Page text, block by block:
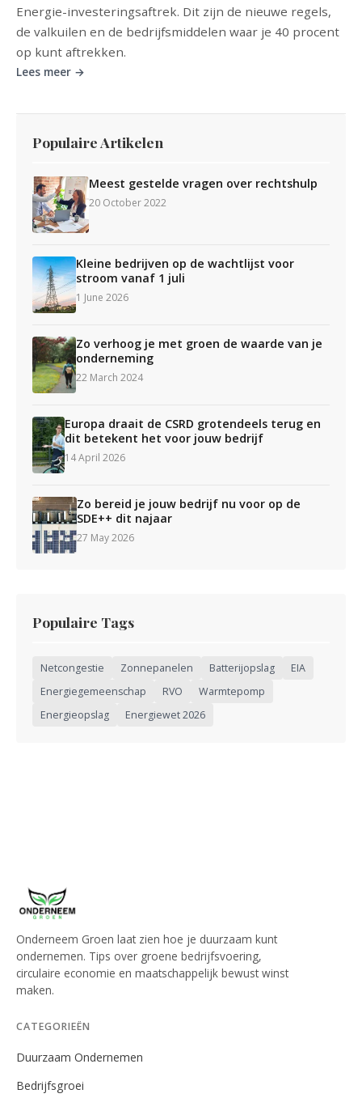
Energie-investeringsaftrek. Dit zijn de nieuwe regels,
de valkuilen en de bedrijfsmiddelen waar je 40 procent
op kunt aftrekken.
Lees meer →
Populaire Artikelen
Meest gestelde vragen over rechtshulp
20 October 2022
Kleine bedrijven op de wachtlijst voor
stroom vanaf 1 juli
1 June 2026
Zo verhoog je met groen de waarde van je
onderneming
22 March 2024
Europa draait de CSRD grotendeels terug en
dit betekent het voor jouw bedrijf
14 April 2026
Zo bereid je jouw bedrijf nu voor op de
SDE++ dit najaar
27 May 2026
Populaire Tags
Netcongestie Zonnepanelen Batterijopslag
EIA
Energiegemeenschap
RVO
Warmtepomp
Energieopslag
Energiewet 2026
Onderneem Groen laat zien hoe je duurzaam kunt
ondernemen. Tips over groene bedrijfsvoering,
circulaire economie en maatschappelijk bewust winst
maken.
CATEGORIEËN
Duurzaam Ondernemen
Bedrijfsgroei